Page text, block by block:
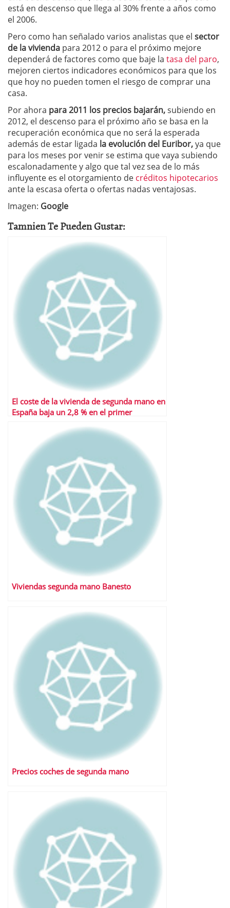
está en descenso que llega al 30% frente a años como
el 2006.
Pero como han señalado varios analistas que el sector
de la vivienda para 2012 o para el próximo mejore
dependerá de factores como que baje la tasa del paro,
mejoren ciertos indicadores económicos para que los
que hoy no pueden tomen el riesgo de comprar una
casa.
Por ahora para 2011 los precios bajarán,subiendo en
2012, el descenso para el próximo año se basa en la
recuperación económica que no será la esperada
además de estar ligada la evolución del Euribor,ya que
para los meses por venir se estima que vaya subiendo
escalonadamente y algo que tal vez sea de lo más
influyente es el otorgamiento de créditos hipotecarios
ante la escasa oferta o ofertas nadas ventajosas.
Imagen: Google
Tamnien Te Pueden Gustar:
El coste de la vivienda de segunda mano en
España baja un 2,8 % en el primer
Viviendas segunda mano Banesto
Precios coches de segunda mano